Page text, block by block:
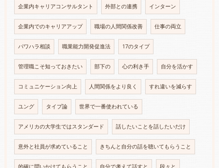
企業内キャリアコンサルタント 外部との連携 インターン
企業内でのキャリアアップ 職場の人間関係改善 仕事の両立
パワハラ相談 職業能力開発促進法 17のタイプ
管理職こそ知っておきたい 部下の 心の利き手 自分を活かす
コミュニケーション向上 人間関係をより良く すれ違いを減らす
ユング タイプ論 世界で一番使われている
アメリカの大学生ではスタンダード 話したいことを話したいだけ
意外と社員が求めていること きちんと自分の話を聴いてもらうこと
的確に問いかけてもらうこと 自分で考えて話すと 段々と